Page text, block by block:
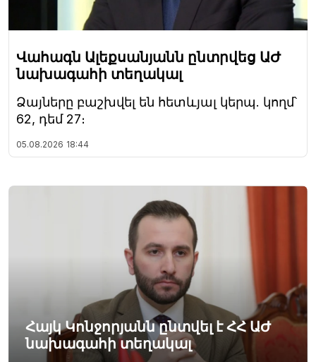
Վահագն Ալեքսանյանն ընտրվեց ԱԺ
նախագահի տեղակալ
Ձայները բաշխվել են հետևյալ կերպ. կողմ՝
62, դեմ 27։
05.08.2026 18:44
Հայկ Կոնջորյանն ընտվել է ՀՀ ԱԺ
նախագահի տեղակալ